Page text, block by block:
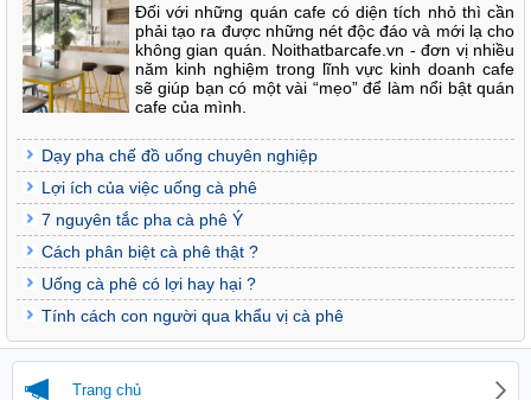
Đối với những quán cafe có diện tích nhỏ thì cần
phải tạo ra được những nét độc đáo và mới lạ cho
không gian quán. Noithatbarcafe.vn - đơn vị nhiều
năm kinh nghiệm trong lĩnh vực kinh doanh cafe
sẽ giúp bạn có một vài “mẹo” để làm nổi bật quán
cafe của mình.
Dạy pha chế đồ uống chuyên nghiệp
Lợi ích của việc uống cà phê
7 nguyên tắc pha cà phê Ý
Cách phân biệt cà phê thật ?
Uống cà phê có lợi hay hại ?
Tính cách con người qua khẩu vị cà phê
Trang chủ